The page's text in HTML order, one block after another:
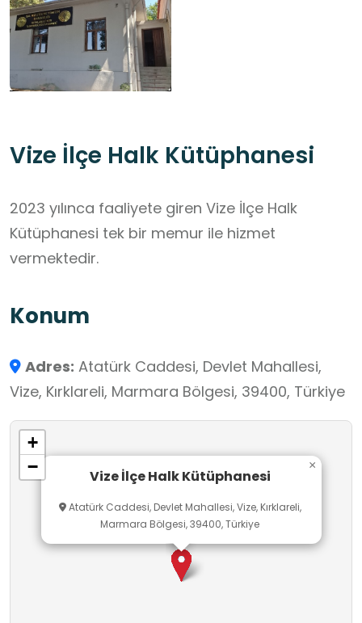
Vize İlçe Halk Kütüphanesi
2023 yılınca faaliyete giren Vize İlçe Halk
Kütüphanesi tek bir memur ile hizmet
vermektedir.
Konum
Adres: Atatürk Caddesi, Devlet Mahallesi,
Vize, Kırklareli, Marmara Bölgesi, 39400, Türkiye
Vize İlçe Halk Kütüphanesi
Atatürk Caddesi, Devlet Mahallesi, Vize, Kırklareli,
Marmara Bölgesi, 39400, Türkiye
×
+
−